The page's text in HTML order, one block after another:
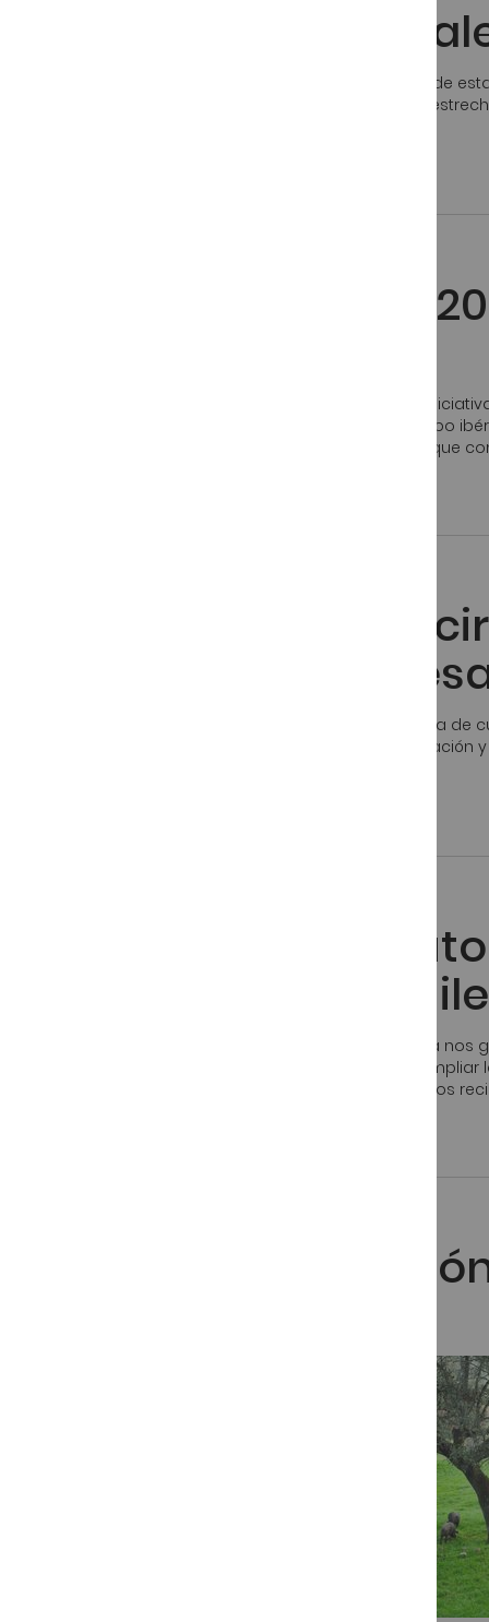
Cómo cortar una
Se acerca la navidad y uno de los productos estrella de
sabrosa y más barata. Esto es debido a que es más
Oferta Black Friday
Este 2020 hemos querido participar en esta popular
una de estas dos opciones: 20 Sobre de jamón de cebo
peso de 100 grs cada uno. De esta forma no tendrás que
El secreto de
calidad. Una
Una valiosa historia y una larga tradición. Una empresa
de jamón ibérico con D.O. Guijuelo. 130 años de
Nueva Imagen Y
Jamón Ibérico a Chile
Como parte de la modernización de nuestra empresa
una imagen mas moderna y atractiva a la vez que
como parte de nuestra expansión internacional, hemos
Exportación de